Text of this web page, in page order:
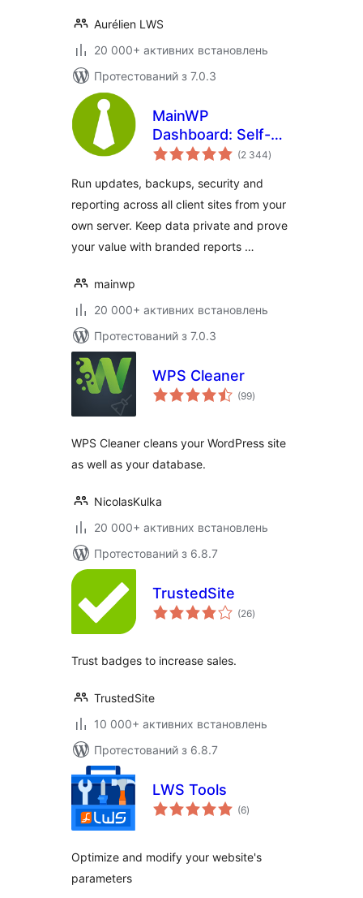
Aurélien LWS
20 000+ активних встановлень
Протестований з 7.0.3
MainWP
Dashboard: Self-
hosted WordPress
Agencies
(2 344загальний
рейтинг
)
Run updates, backups, security and
reporting across all client sites from your
own server. Keep data private and prove
your value with branded reports …
mainwp
20 000+ активних встановлень
Протестований з 7.0.3
WPS Cleaner
(99загальний
рейтинг
)
WPS Cleaner cleans your WordPress site
as well as your database.
NicolasKulka
20 000+ активних встановлень
Протестований з 6.8.7
TrustedSite
(26загальний
рейтинг
)
Trust badges to increase sales.
TrustedSite
10 000+ активних встановлень
Протестований з 6.8.7
LWS Tools
(6загальний
рейтинг
)
Optimize and modify your website's
parameters